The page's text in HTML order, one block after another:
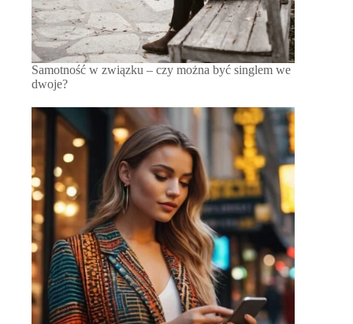
Samotność w związku – czy można być singlem we
dwoje?